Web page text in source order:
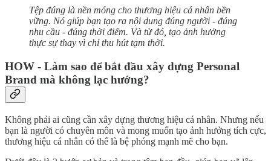
Tệp đúng là nền móng cho thương hiệu cá nhân bền
vững. Nó giúp bạn tạo ra nội dung đúng người - đúng
nhu cầu - đúng thời điểm. Và từ đó, tạo ảnh hưởng
thực sự thay vì chỉ thu hút tạm thời.
HOW - Làm sao để bắt đầu xây dựng Personal
Brand mà không lạc hướng?
Không phải ai cũng cần xây dựng thương hiệu cá nhân. Nhưng nếu
bạn là người có chuyên môn và mong muốn tạo ảnh hưởng tích cực,
thương hiệu cá nhân có thể là bệ phóng mạnh mẽ cho bạn.